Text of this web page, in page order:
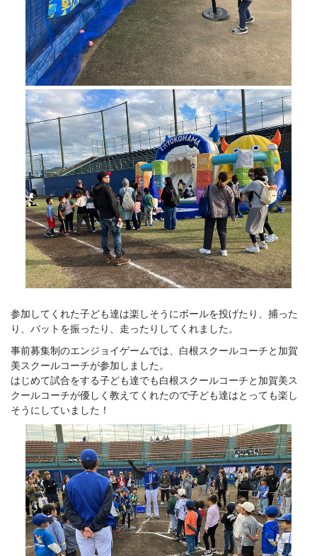
参加してくれた子ども達は楽しそうにボールを投げたり、捕った
り、バットを振ったり、走ったりしてくれました。
事前募集制のエンジョイゲームでは、白根スクールコーチと加賀
美スクールコーチが参加しました。
はじめて試合をする子ども達でも白根スクールコーチと加賀美ス
クールコーチが優しく教えてくれたので子ども達はとっても楽し
そうにしていました！